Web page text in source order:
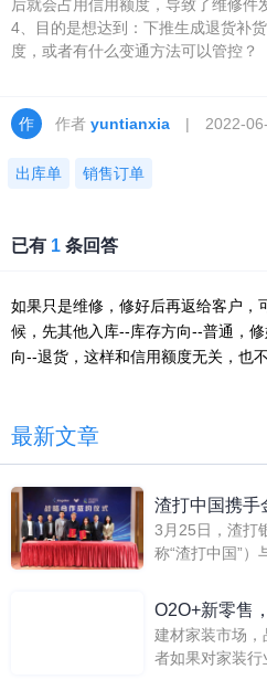
后就会占用信用额度，导致了维修件
4、目的是想达到：下推生成退货补
度，或者有什么变通方法可以管控？
作者 yuntianxia | 2022-
出库单 销售订单
已有 1 条回答
如果只是维修，修好后再返给客户，
候，先其他入库--库存方向--普通，
向--退货，这样和信用额度无关，也
最新文章
渣打中国携手
作!
3月25日，渣打
称“渣打中国”）
议。双方将在金
探索创新解决
力的支持。
O2O+新零售
行业！
建材家装市场
者如果对家装